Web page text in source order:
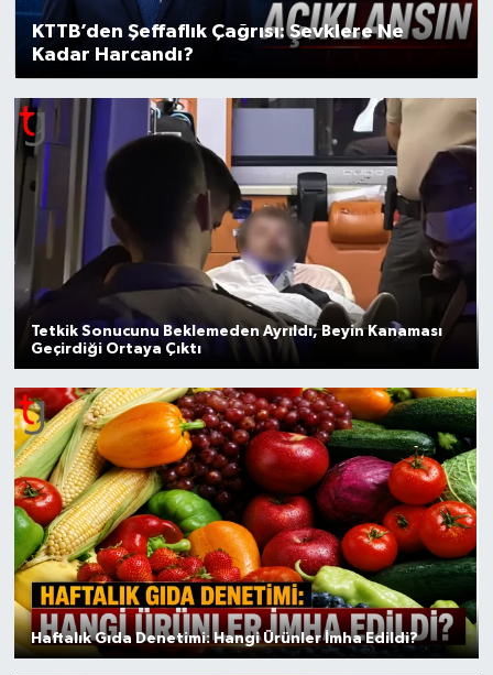
KTTB’den Şeffaflık Çağrısı: Sevklere Ne
Kadar Harcandı?
Tetkik Sonucunu Beklemeden Ayrıldı, Beyin Kanaması
Geçirdiği Ortaya Çıktı
Haftalık Gıda Denetimi: Hangi Ürünler İmha Edildi?